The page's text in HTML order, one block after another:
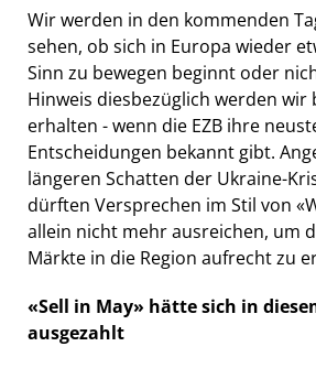
Wir werden in den kommenden
sehen, ob sich in Europa wieder
Sinn zu bewegen beginnt oder
Hinweis diesbezüglich werden
erhalten - wenn die EZB ihre
Entscheidungen bekannt gibt.
längeren Schatten der Ukraine-
dürften Versprechen im Stil von
allein nicht mehr ausreichen, um
Märkte in die Region aufrecht zu
«Sell in May» hätte sich in
ausgezahlt